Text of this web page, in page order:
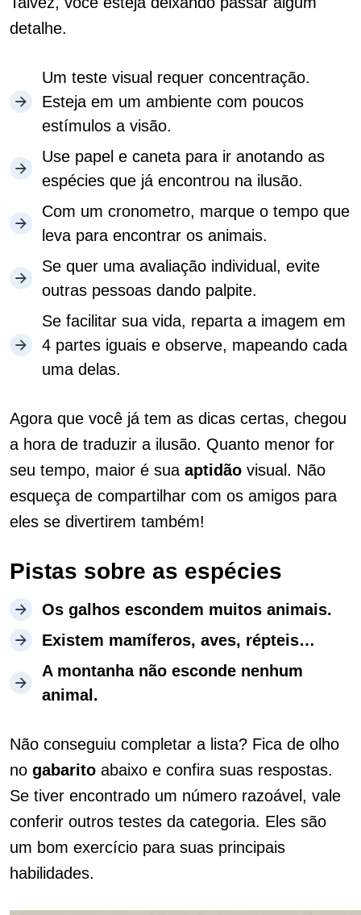
detalhe.
Um teste visual requer concentração.
Esteja em um ambiente com poucos
estímulos a visão.
Use papel e caneta para ir anotando as
espécies que já encontrou na ilusão.
Com um cronometro, marque o tempo que
leva para encontrar os animais.
Se quer uma avaliação individual, evite
outras pessoas dando palpite.
Se facilitar sua vida, reparta a imagem em
4 partes iguais e observe, mapeando cada
uma delas.
Agora que você já tem as dicas certas, chegou
a hora de traduzir a ilusão. Quanto menor for
seu tempo, maior é sua aptidão visual. Não
esqueça de compartilhar com os amigos para
eles se divertirem também!
Pistas sobre as espécies
Os galhos escondem muitos animais.
Existem mamíferos, aves, répteis…
A montanha não esconde nenhum
animal.
Não conseguiu completar a lista? Fica de olho
no gabarito abaixo e confira suas respostas.
Se tiver encontrado um número razoável, vale
conferir outros testes da categoria. Eles são
um bom exercício para suas principais
habilidades.